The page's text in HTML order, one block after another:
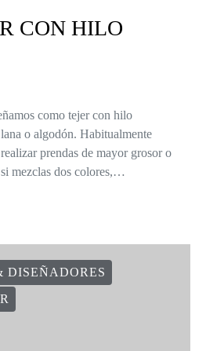
CON HILO
como tejer con hilo
o algodón. Habitualmente
prendas de mayor grosor o
mezclas dos colores,…
DISEÑADORES